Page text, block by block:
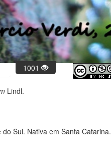
1001
Lindl.
Sul. Nativa em Santa Catarina.